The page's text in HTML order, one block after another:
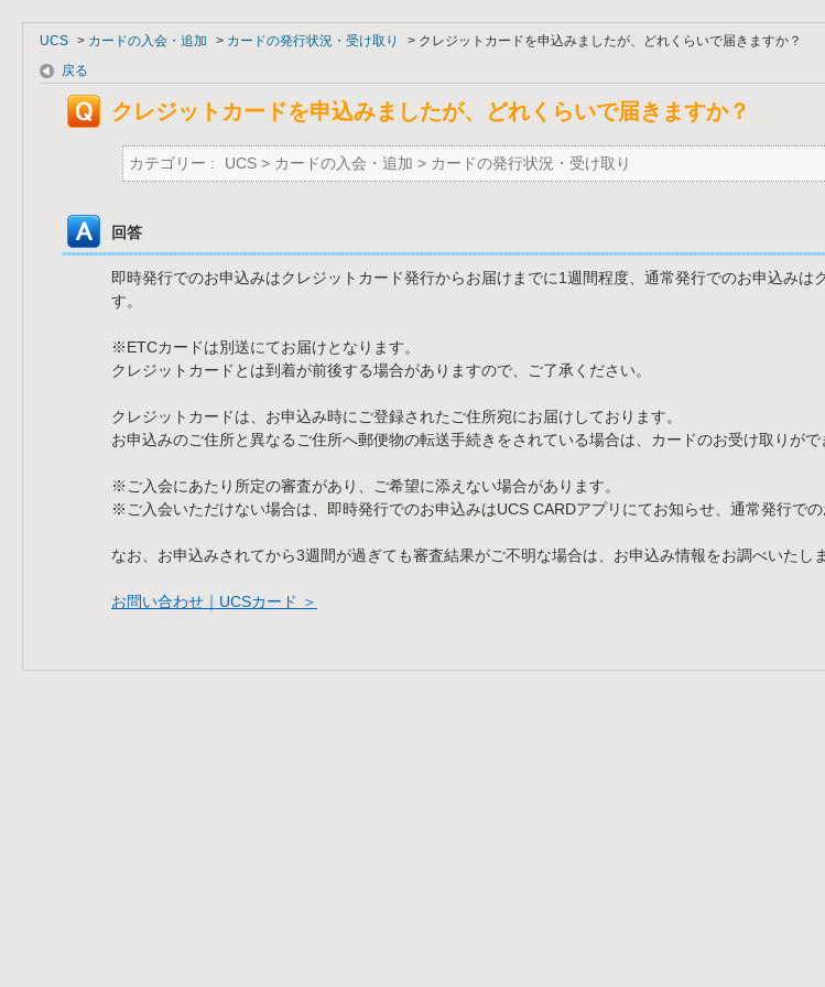
UCS > カードの入会・追加 > カードの発行状況・受け取り > クレジットカードを申込みましたが、どれくらいで届きますか？
戻る
クレジットカードを申込みましたが、どれくらいで届きますか？
カテゴリー : UCS > カードの入会・追加 > カードの発行状況・受け取り
回答
即時発行でのお申込みはクレジットカード発行からお届けまでに1週間程度、通常発行でのお申込み
す。
※ETCカードは別送にてお届けとなります。
クレジットカードとは到着が前後する場合がありますので、ご了承ください。
クレジットカードは、お申込み時にご登録されたご住所宛にお届けしております。
お申込みのご住所と異なるご住所へ郵便物の転送手続きをされている場合は、カードのお受け取りがで
※ご入会にあたり所定の審査があり、ご希望に添えない場合があります。
※ご入会いただけない場合は、即時発行でのお申込みはUCS CARDアプリにてお知らせ、通常発行で
なお、お申込みされてから3週間が過ぎても審査結果がご不明な場合は、お申込み情報をお調べいたし
お問い合わせ｜UCSカード ＞